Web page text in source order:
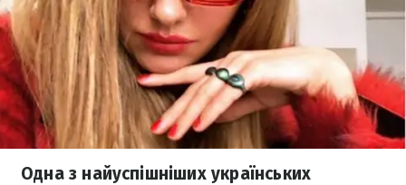
Одна з найуспішніших українських